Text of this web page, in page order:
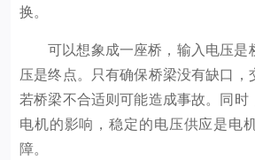
换。
可以想象成一座桥，输入电压是
压是终点。只有确保桥梁没有缺口，
若桥梁不合适则可能造成事故。同时
电机的影响，稳定的电压供应是电
障。